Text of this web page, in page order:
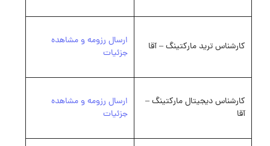
کارشناس ترید مارکتینگ – آقا
ارسال رزومه و مشاهده
جزئیات
کارشناس دیجیتال مارکتینگ –
آقا
ارسال رزومه و مشاهده
جزئیات